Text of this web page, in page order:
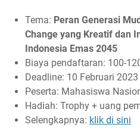
Tema: Peran Generasi
Change yang Kreatif dan
Indonesia Emas 2045
Biaya pendaftaran: 100-
Deadline: 10 Februari 2023
Peserta: Mahasiswa
Hadiah: Trophy + uang
Selengkapnya: klik di sini